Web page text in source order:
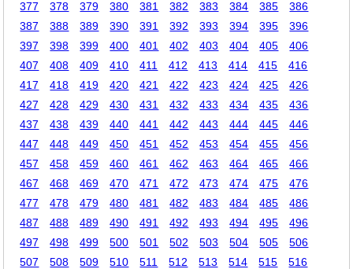
377 378 379 380 381 382 383 384 385
386
387
388 389 390 391 392 393 394 395
396
397
398 399 400 401 402 403 404 405
406
407
408 409 410 411 412 413 414 415
416
417
418 419 420 421 422 423 424 425
426
427
428 429 430 431 432 433 434 435
436
437
438 439 440 441 442 443 444 445
446
447
448 449 450 451 452 453 454 455
456
457
458 459 460 461 462 463 464 465
466
467
468 469 470 471 472 473 474 475
476
477
478 479 480 481 482 483 484 485
486
487
488 489 490 491 492 493 494 495
496
497
498 499 500 501 502 503 504 505
506
507
508 509 510 511 512 513 514 515
516